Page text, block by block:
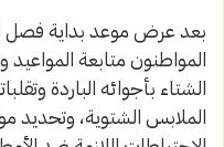
المواطنون متابعة
الشتاء بأجوائه الباردة
الملابس الشتوية، وتحديد